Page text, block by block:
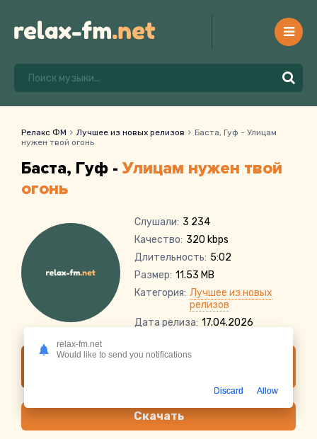
Релакс ФМ Лучшее из новых релизов
Баста, Гуф - Улицам
нужен твой огонь
Баста, Гуф - Улицам нужен твой
огонь
Слушали: 3 234
Качество: 320 kbps
Длительность: 5:02
Размер: 11.53 MB
Категория: Лучшее из новых
релизов
Дата релиза: 17.04.2026
Слушать онлайн Баста, Гуф - Улицам нужен
Скачать
relax-fm.net
Would like to send you notifications
Discard Allow